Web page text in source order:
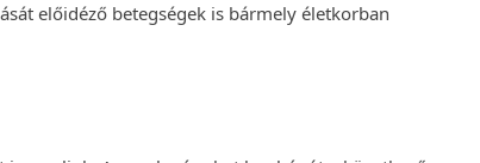
előidéző betegségek is bármely életkorban